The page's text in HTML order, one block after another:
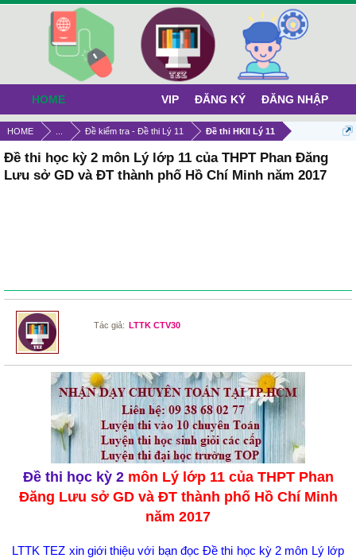
HOME Đề kiểm tra - Đề thi Lý 11 Đề thi HKII Lý 11
Đề thi học kỳ 2 môn Lý lớp 11 của THPT Phan Đăng
Lưu sở GD và ĐT thành phố Hồ Chí Minh năm 2017
Tác giả: LTTK CTV30
Đề thi học kỳ 2môn Lý lớp 11 của THPT Phan
Đăng Lưu sở GD và ĐT thành phố Hồ Chí Minh
năm 2017
LTTK TEZ xin giới thiệu với bạn đọc Đề thi học kỳ 2 môn Lý lớp
HOME VIP ĐĂNG KÝ ĐĂNG NHẬP